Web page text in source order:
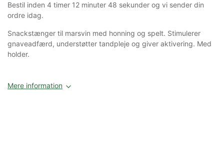
Bestil inden 4 timer 12 minuter 48 sekunder og vi sender din
ordre idag.
Snackstænger til marsvin med honning og spelt. Stimulerer
gnaveadfærd, understøtter tandpleje og giver aktivering. Med
holder.
Mere information